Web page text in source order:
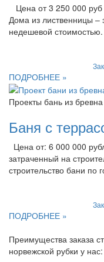
Цена от 3 250 000
Дома из лиственницы –
недешевой
ПОДРОБНЕЕ »
Проекты бань из бревна
Баня с
Цена от: 6 000 000
затраченный на
строительство бани по
ПОДРОБНЕЕ »
Преимущества заказа
норвежской рубки у нас: